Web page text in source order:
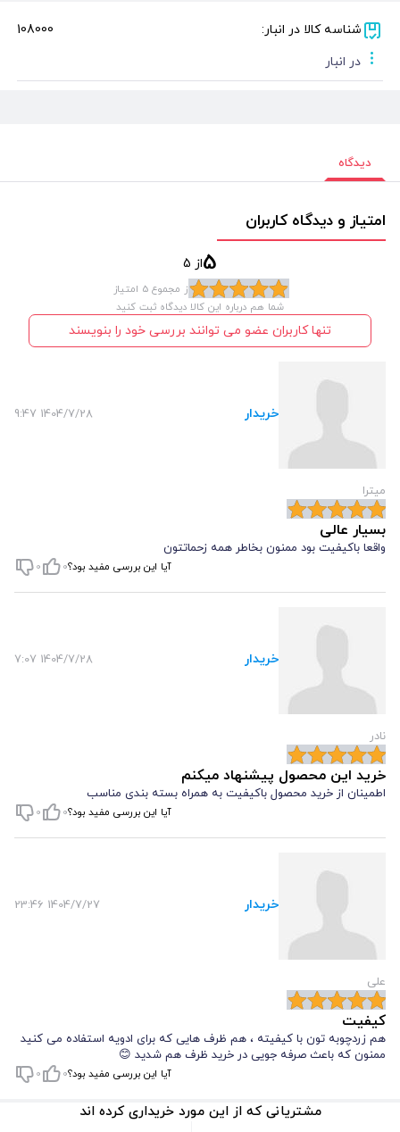
شناسه کالا در انبار:
108000
در انبار
دیدگاه
امتیاز و دیدگاه کاربران
5از 5
از مجموع 5 امتیاز
شما هم درباره این کالا دیدگاه ثبت کنید
تنها کاربران عضو می توانند بررسی خود را بنویسند
میترا
خریدار 1404/7/28 9:47
بسیار عالی
واقعا باکیفیت بود ممنون بخاطر همه زحماتتون
آیا این بررسی مفید بود؟0
0
نادر
خریدار 1404/7/28 7:07
خرید این محصول پیشنهاد میکنم
اطمینان از خرید محصول باکیفیت به همراه بسته بندی مناسب
آیا این بررسی مفید بود؟0
0
علی
خریدار 1404/7/27 23:46
کیفیت
هم زردچوبه تون با کیفیته ، هم ظرف هایی که برای ادویه استفاده می کنید
ممنون که باعث صرفه جویی در خرید ظرف هم شدید 😊
آیا این بررسی مفید بود؟0
0
مشتریانی که از این مورد خریداری کرده اند